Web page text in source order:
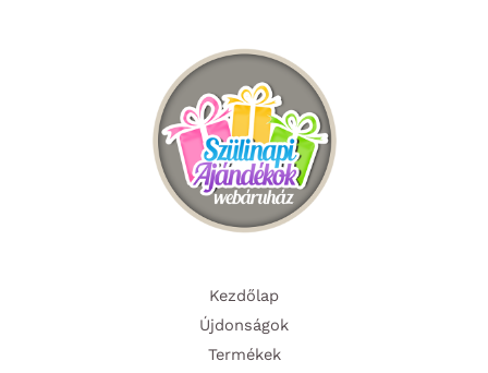
termékoldalon
választhatók
ki
Kezdőlap
Újdonságok
Termékek